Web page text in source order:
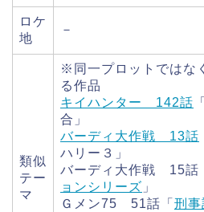
ロケ
地
－
類似
テー
マ
※同一プロットではな
る作品
キイハンター 142話
合」
バーディ大作戦 13話
ハリー３」
バーディ大作戦 15話
ョンシリーズ 」
Ｇメン75 51話「 刑